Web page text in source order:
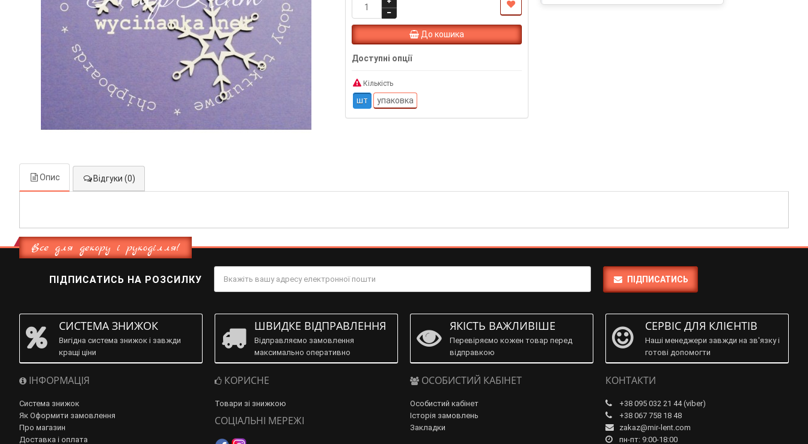
До кошика
Доступні опції
Кількість
шт упаковка
Опис Відгуки (0)
Все для декору і рукоділля!
ПІДПИСАТИСЬ НА РОЗСИЛКУ ПІДПИСАТИСЬ
СИСТЕМА ЗНИЖОК
Вигідна система знижок і завжди
кращі ціни
ШВИДКЕ ВІДПРАВЛЕННЯ
Відправляємо замовлення
максимально оперативно
ЯКІСТЬ ВАЖЛИВІШЕ
Перевіряємо кожен товар перед
відправкою
СЕРВІС ДЛЯ КЛІЄНТІВ
Наші менеджери завжди на зв'язку і
готові допомогти
ІНФОРМАЦІЯ
Система знижок
Як Оформити замовлення
Про магазин
Доставка і оплата
КОРИСНЕ
Товари зі знижкою
СОЦІАЛЬНІ МЕРЕЖІ
ОСОБИСТИЙ КАБІНЕТ
Особистий кабінет
Історія замовлень
Закладки
КОНТАКТИ
+38 095 032 21 44 (viber)
+38 067 758 18 48
zakaz@mir-lent.com
пн-пт: 9:00-18:00